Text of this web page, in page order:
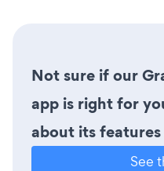
Not sure if our
app is right for
about its
See